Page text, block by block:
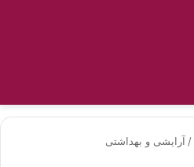
/ آرایشی و بهداشتی